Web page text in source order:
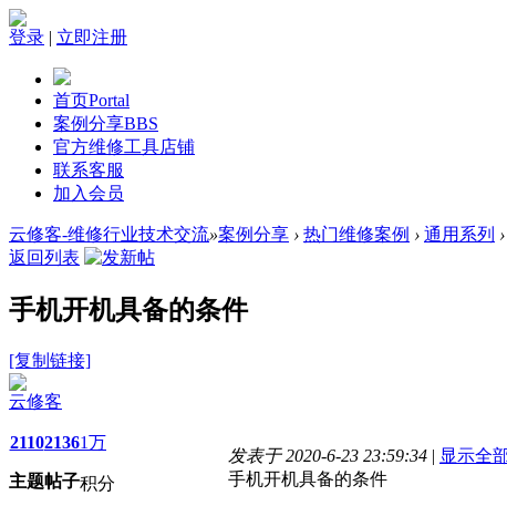
登录 | 立即注册
首页Portal
案例分享BBS
官方维修工具店铺
联系客服
加入会员
云修客-维修行业技术交流»案例分享 › 热门维修案例 › 通用系列 ›
返回列表
手机开机具备的条件
[复制链接]
云修客
2110
主题
2136
帖子
1万
积分
发表于 2020-6-23 23:59:34 | 显示全
手机开机具备的条件